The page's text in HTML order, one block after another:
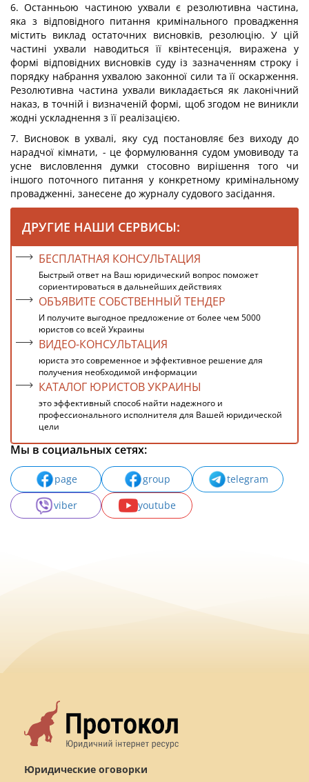
6. Останньою частиною ухвали є резолютивна частина,
яка з відповідного питання кримінального провадження
містить виклад остаточних висновків, резолюцію. У цій
частині ухвали наводиться її квінтесенція, виражена у
формі відповідних висновків суду із зазначенням строку і
порядку набрання ухвалою законної сили та її оскарження.
Резолютивна частина ухвали викладається як лаконічний
наказ, в точній і визначеній формі, щоб згодом не виникли
жодні ускладнення з її реалізацією.
7. Висновок в ухвалі, яку суд постановляє без виходу до
нарадчої кімнати, - це формулювання судом умовиводу та
усне висловлення думки стосовно вирішення того чи
іншого поточного питання у конкретному кримінальному
провадженні, занесене до журналу судового засідання.
ДРУГИЕ НАШИ СЕРВИСЫ:
БЕСПЛАТНАЯ КОНСУЛЬТАЦИЯ
Быстрый ответ на Ваш юридический вопрос поможет
сориентироваться в дальнейших действиях
ОБЪЯВИТЕ СОБСТВЕННЫЙ ТЕНДЕР
И получите выгодное предложение от более чем 5000
юристов со всей Украины
ВИДЕО-КОНСУЛЬТАЦИЯ
юриста это современное и эффективное решение для
получения необходимой информации
КАТАЛОГ ЮРИСТОВ УКРАИНЫ
это эффективный способ найти надежного и
профессионального исполнителя для Вашей юридической
цели
Мы в социальных сетях:
page group
telegram
viber
youtube
Юридические оговорки